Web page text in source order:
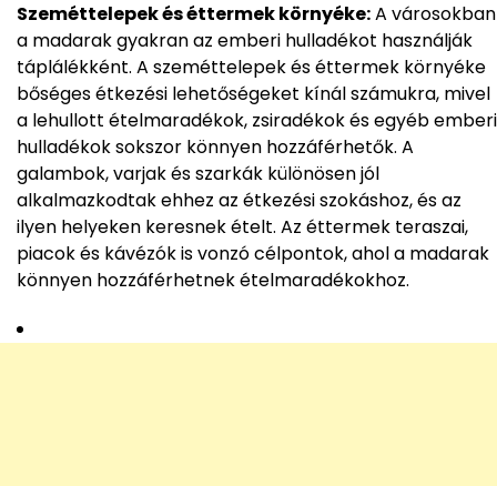
Szeméttelepek és éttermek környéke:A városokban
a madarak gyakran az emberi hulladékot használják
táplálékként. A szeméttelepek és éttermek környéke
bőséges étkezési lehetőségeket kínál számukra, mivel
a lehullott ételmaradékok, zsiradékok és egyéb emberi
hulladékok sokszor könnyen hozzáférhetők. A
galambok, varjak és szarkák különösen jól
alkalmazkodtak ehhez az étkezési szokáshoz, és az
ilyen helyeken keresnek ételt. Az éttermek teraszai,
piacok és kávézók is vonzó célpontok, ahol a madarak
könnyen hozzáférhetnek ételmaradékokhoz.